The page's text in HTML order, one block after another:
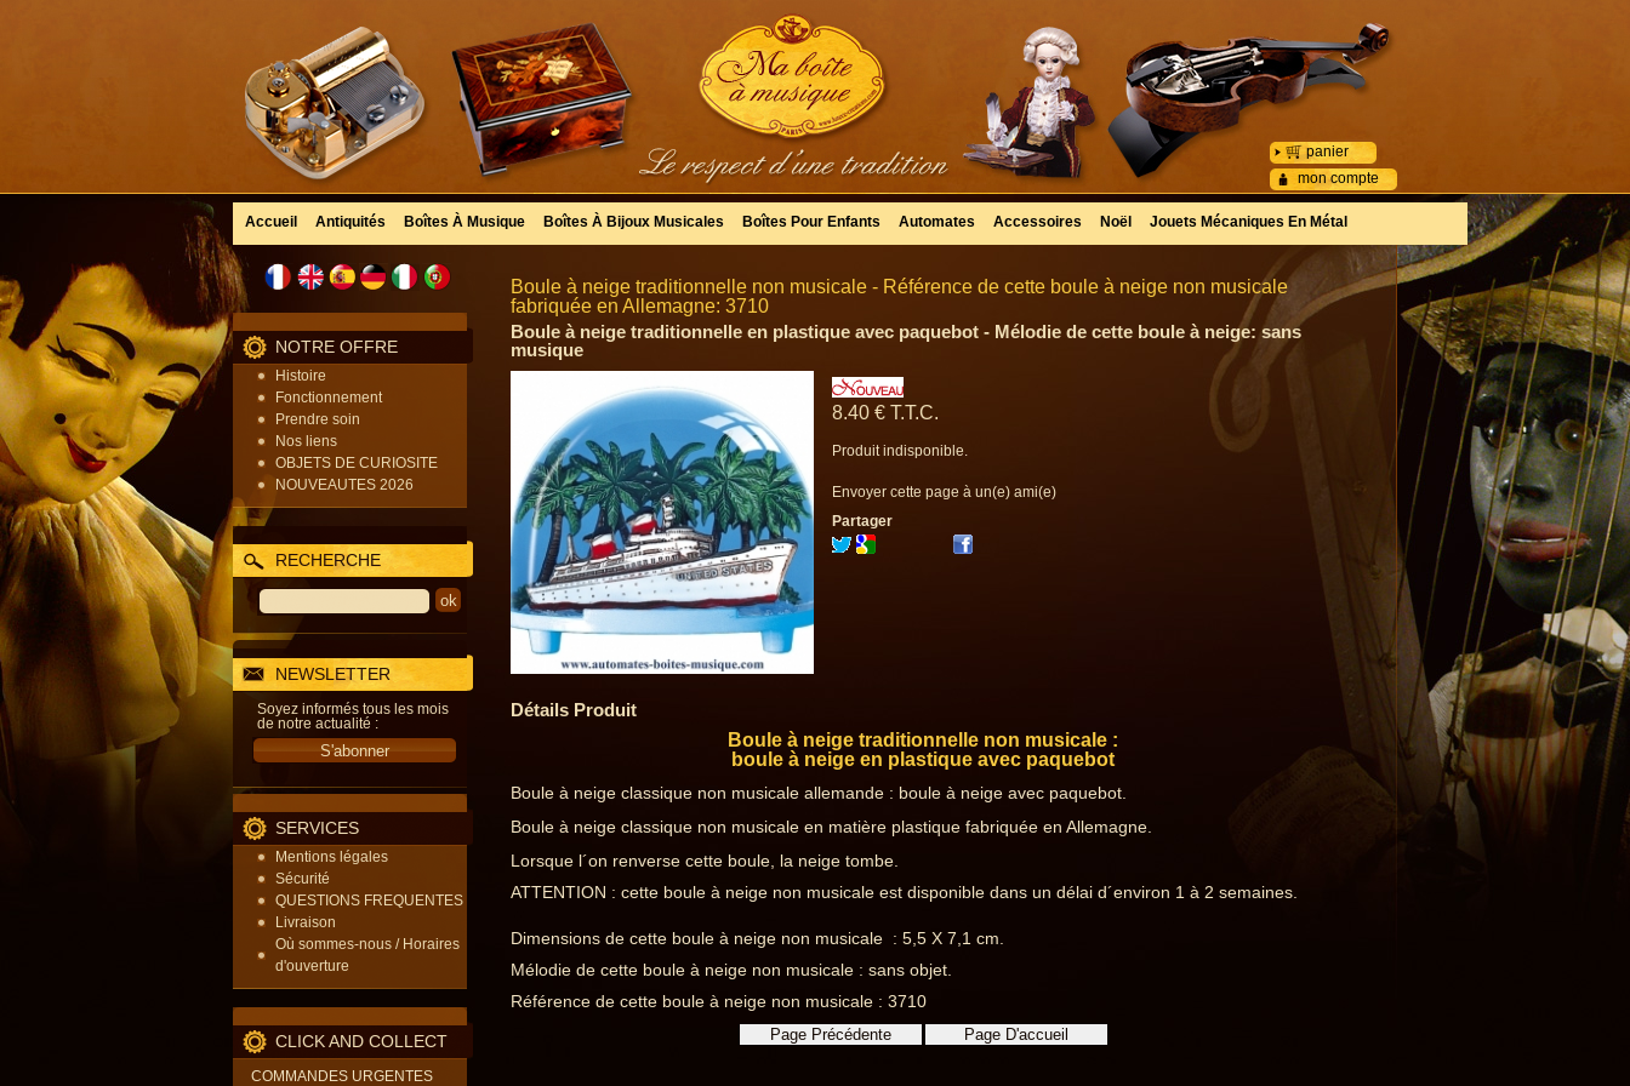
mon compte
panier
Accueil Antiquités Boîtes À Musique Boîtes À Bijoux Musicales Boîtes Pour Enfants Automates Accessoires Noël Jouets Mécaniques En Métal
NOTRE OFFRE
Histoire
Fonctionnement
Prendre soin
Nos liens
OBJETS DE CURIOSITE
NOUVEAUTES 2026
RECHERCHE
NEWSLETTER
Soyez informés tous les mois
de notre actualité :
SERVICES
Mentions légales
Sécurité
QUESTIONS FREQUENTES
Livraison
Où sommes-nous / Horaires
d'ouverture
CLICK AND COLLECT
COMMANDES URGENTES
Boule à neige traditionnelle non musicale - Référence de cette boule à neige non musicale
fabriquée en Allemagne: 3710
Boule à neige traditionnelle en plastique avec paquebot - Mélodie de cette boule à neige: sans
musique
8.40 € T.T.C.
Produit indisponible.
Envoyer cette page à un(e) ami(e)
Partager
Détails Produit
Boule à neige traditionnelle non musicale :
boule à neige en plastique avec paquebot
Boule à neige classique non musicale allemande : boule à neige avec paquebot.
Boule à neige classique non musicale en matière plastique fabriquée en Allemagne.
Lorsque l´on renverse cette boule, la neige tombe.
ATTENTION : cette boule à neige non musicale est disponible dans un délai d´environ 1 à 2 semaines.
Dimensions de cette boule à neige non musicale : 5,5 X 7,1 cm.
Mélodie de cette boule à neige non musicale : sans objet.
Référence de cette boule à neige non musicale : 3710